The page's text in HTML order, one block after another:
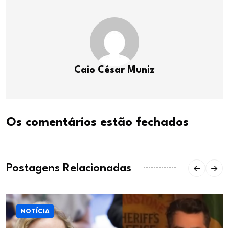
Caio César Muniz
Os comentários estão fechados
Postagens Relacionadas
NOTÍCIA